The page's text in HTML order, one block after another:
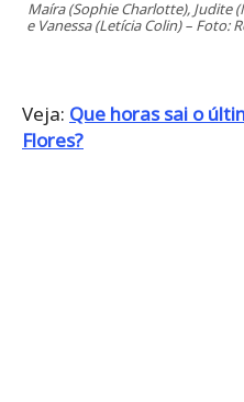
Maíra (Sophie Charlotte), Judite
e Vanessa (Letícia Colin) – Foto:
Veja: Que horas sai o
Flores?